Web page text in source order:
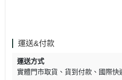
運送&付款
運送方式
實體門市取貨
貨到付款 國際快